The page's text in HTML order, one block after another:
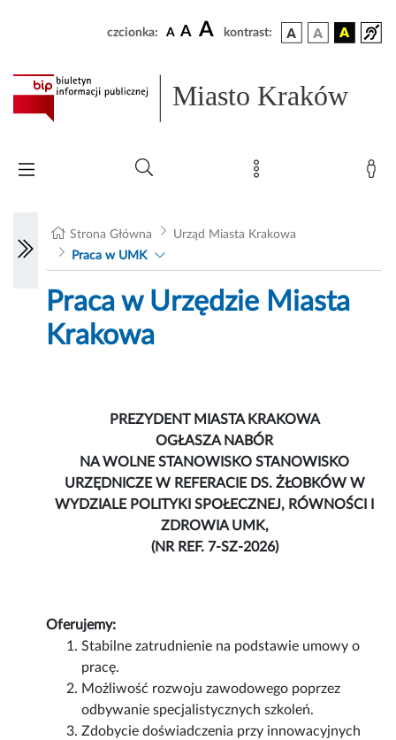
czcionka: A A A kontrast:
Miasto Kraków
Strona Główna
Urząd Miasta Krakowa
Praca w UMK
Praca w Urzędzie Miasta
Krakowa
PREZYDENT MIASTA KRAKOWA
OGŁASZA NABÓR
NA WOLNE STANOWISKO STANOWISKO
URZĘDNICZE W REFERACIE DS. ŻŁOBKÓW W
WYDZIALE POLITYKI SPOŁECZNEJ, RÓWNOŚCI I
ZDROWIA UMK,
(NR REF. 7-SZ-2026)
Oferujemy:
Stabilne zatrudnienie na podstawie umowy o
pracę.
Możliwość rozwoju zawodowego poprzez
odbywanie specjalistycznych szkoleń.
Zdobycie doświadczenia przy innowacyjnych